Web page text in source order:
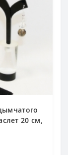
20 см,